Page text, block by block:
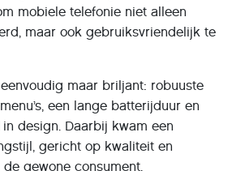
mobiele telefonie niet alleen
maar ook gebruiksvriendelijk te
eenvoudig maar briljant: robuuste
een lange batterijduur en
design. Daarbij kwam een
gericht op kwaliteit en
gewone consument.